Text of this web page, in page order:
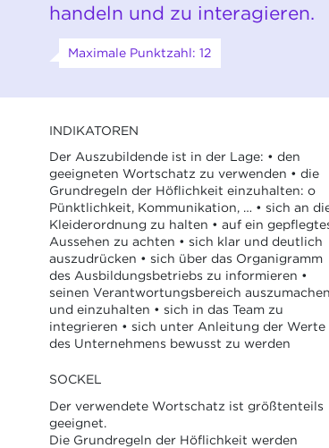
handeln und zu interagieren.
Maximale Punktzahl: 12
INDIKATOREN
Der Auszubildende ist in der Lage: • den
geeigneten Wortschatz zu verwenden • die
Grundregeln der Höflichkeit einzuhalten: o
Pünktlichkeit, Kommunikation, … • sich an
Kleiderordnung zu halten • auf ein
Aussehen zu achten • sich klar und deutlich
auszudrücken • sich über das Organigramm
des Ausbildungsbetriebs zu informieren •
seinen Verantwortungsbereich auszumachen
und einzuhalten • sich in das Team zu
integrieren • sich unter Anleitung der Werte
des Unternehmens bewusst zu werden
SOCKEL
Der verwendete Wortschatz ist größtenteils
geeignet.
Die Grundregeln der Höflichkeit werden